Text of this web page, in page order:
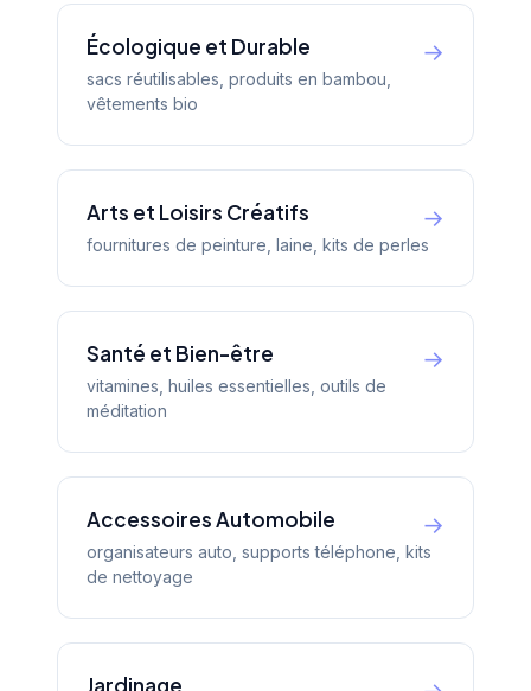
Écologique et Durable
sacs réutilisables, produits en bambou,
vêtements bio
→
Arts et Loisirs Créatifs
fournitures de peinture, laine, kits de perles
→
Santé et Bien-être
vitamines, huiles essentielles, outils de
méditation
→
Accessoires Automobile
organisateurs auto, supports téléphone, kits
de nettoyage
→
Jardinage